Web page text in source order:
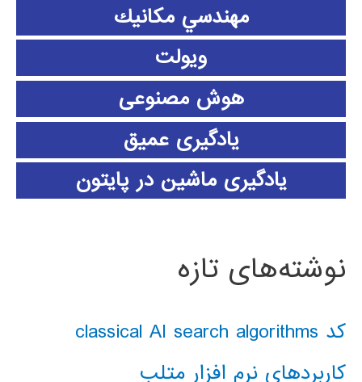
مهندسي مكانيك
ویولت
هوش مصنوعی
یادگیری عمیق
یادگیری ماشین در پایتون
نوشته‌های تازه
کد classical AI search algorithms
کاربردهای نرم افزار متلب